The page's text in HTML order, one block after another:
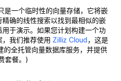
是一个临时性的向量存储，它将嵌
确的线性搜索以找到最相似的嵌
于演示。如果您计划构建一个功
我们推荐使用 Zilliz Cloud，这是
的全托管向量数据库服务，并提供
套餐。)